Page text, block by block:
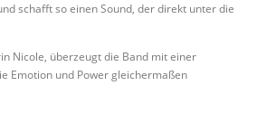
schafft so einen Sound, der direkt unter die
Nicole, überzeugt die Band mit einer
Emotion und Power gleichermaßen